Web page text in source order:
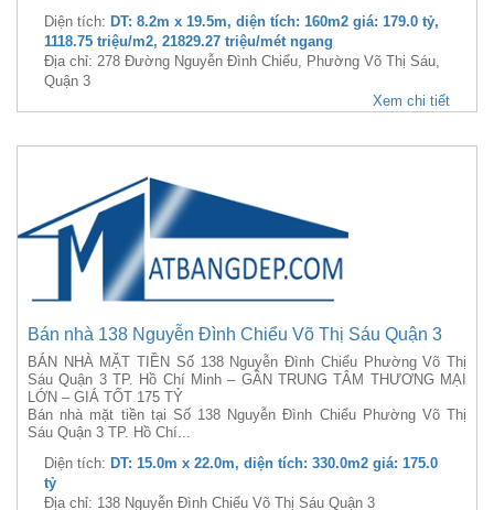
Diện tích: DT: 8.2m x 19.5m, diện tích: 160m2 giá: 179.0 tỷ,
1118.75 triệu/m2, 21829.27 triệu/mét ngang
Địa chỉ: 278 Đường Nguyễn Đình Chiểu, Phường Võ Thị Sáu,
Quận 3
Xem chi tiết
Bán nhà 138 Nguyễn Đình Chiểu Võ Thị Sáu Quận 3
BÁN NHÀ MẶT TIỀN Số 138 Nguyễn Đình Chiểu Phường Võ Thị
Sáu Quận 3 TP. Hồ Chí Minh – GẦN TRUNG TÂM THƯƠNG MẠI
LỚN – GIÁ TỐT 175 TỶ
Bán nhà mặt tiền tại Số 138 Nguyễn Đình Chiểu Phường Võ Thị
Sáu Quận 3 TP. Hồ Chí...
Diện tích: DT: 15.0m x 22.0m, diện tích: 330.0m2 giá: 175.0
tỷ
Địa chỉ: 138 Nguyễn Đình Chiểu Võ Thị Sáu Quận 3